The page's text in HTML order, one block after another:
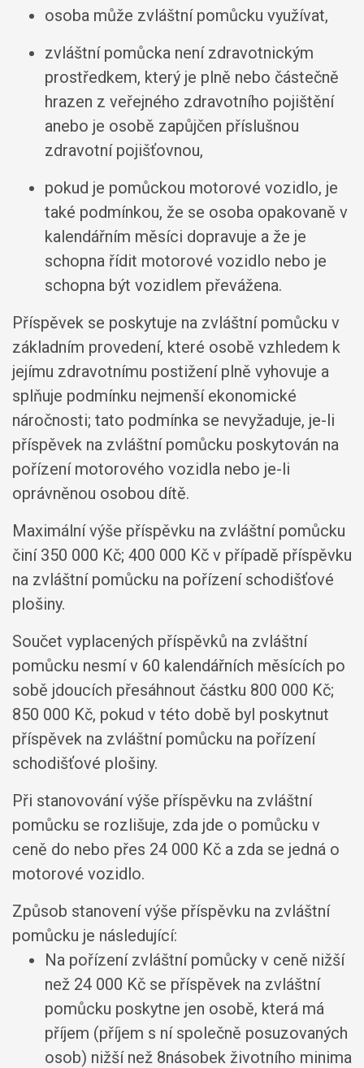
osoba může zvláštní pomůcku využívat,
zvláštní pomůcka není zdravotnickým
prostředkem, který je plně nebo částečně
hrazen z veřejného zdravotního pojištění
anebo je osobě zapůjčen příslušnou
zdravotní pojišťovnou,
pokud je pomůckou motorové vozidlo, je
také podmínkou, že se osoba opakovaně v
kalendářním měsíci dopravuje a že je
schopna řídit motorové vozidlo nebo je
schopna být vozidlem převážena.
Příspěvek se poskytuje na zvláštní pomůcku v
základním provedení, které osobě vzhledem k
jejímu zdravotnímu postižení plně vyhovuje a
splňuje podmínku nejmenší ekonomické
náročnosti; tato podmínka se nevyžaduje, je-li
příspěvek na zvláštní pomůcku poskytován na
pořízení motorového vozidla nebo je-li
oprávněnou osobou dítě.
Maximální výše příspěvku na zvláštní pomůcku
činí 350 000 Kč; 400 000 Kč v případě příspěvku
na zvláštní pomůcku na pořízení schodišťové
plošiny.
Součet vyplacených příspěvků na zvláštní
pomůcku nesmí v 60 kalendářních měsících po
sobě jdoucích přesáhnout částku 800 000 Kč;
850 000 Kč, pokud v této době byl poskytnut
příspěvek na zvláštní pomůcku na pořízení
schodišťové plošiny.
Při stanovování výše příspěvku na zvláštní
pomůcku se rozlišuje, zda jde o pomůcku v
ceně do nebo přes 24 000 Kč a zda se jedná o
motorové vozidlo.
Způsob stanovení výše příspěvku na zvláštní
pomůcku je následující:
Na pořízení zvláštní pomůcky v ceně nižší
než 24 000 Kč se příspěvek na zvláštní
pomůcku poskytne jen osobě, která má
příjem (příjem s ní společně posuzovaných
osob) nižší než 8násobek životního minima